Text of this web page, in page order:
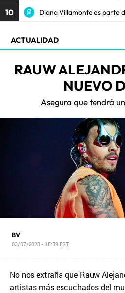
10 Diana Villamonte es parte
ACTUALIDAD
RAUW
NUEVO
Asegura que tendrá
BV
03/07/2023 - 15:59 EST
No nos extraña que Rauw
artistas más escuchados del